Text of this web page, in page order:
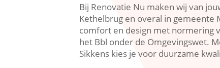
Bij Renovatie Nu maken wij van
Kethelbrug en overal in gemeente
comfort en design met normering
het Bbl onder de Omgevingswet.​
Sikkens kies je voor duurzame